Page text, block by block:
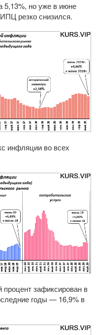
5,13%, но уже в июне
резко снизился.
инфляции во всех
зафиксирован в
годы — 16,9% в